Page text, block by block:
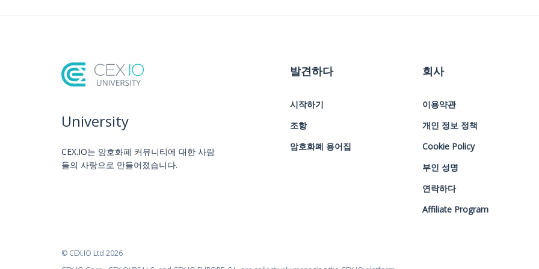
University
CEX.IO는 암호화폐 커뮤니티에 대한 사람
들의 사랑으로 만들어졌습니다.
발견하다
시작하기
조항
암호화폐 용어집
회사
이용약관
개인 정보 정책
Cookie Policy
부인 성명
연락하다
Affiliate Program
© CEX.IO Ltd 2026